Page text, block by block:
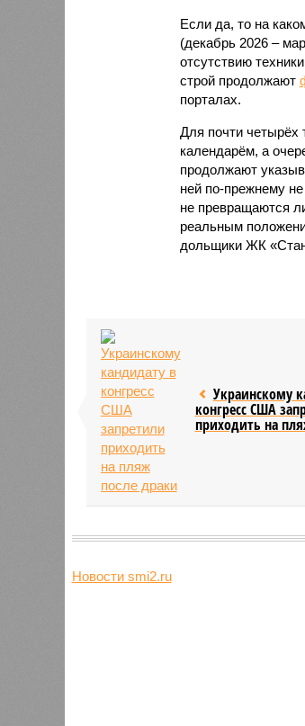
Если да, то на
(декабрь 2026 –
отсутствию
строй продолжают
порталах.
Для почти четырёх
календарём, а
продолжают
ней по-прежнему
не превращаются
реальным
дольщики ЖК
Украинскому
конгресс США
приходить на
Новости smi2.ru